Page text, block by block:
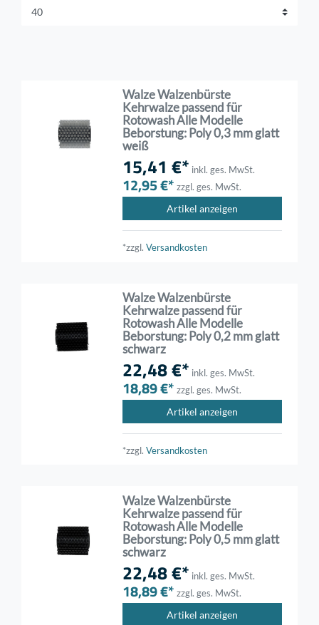
Walze Walzenbürste
Kehrwalze passend für
Rotowash Alle Modelle
Beborstung: Poly 0,3 mm glatt
weiß
15,41 €* inkl. ges. MwSt.
12,95 €* zzgl. ges. MwSt.
Artikel anzeigen
*zzgl.Versandkosten
Walze Walzenbürste
Kehrwalze passend für
Rotowash Alle Modelle
Beborstung: Poly 0,2 mm glatt
schwarz
22,48 €* inkl. ges. MwSt.
18,89 €* zzgl. ges. MwSt.
Artikel anzeigen
*zzgl.Versandkosten
Walze Walzenbürste
Kehrwalze passend für
Rotowash Alle Modelle
Beborstung: Poly 0,5 mm glatt
schwarz
22,48 €* inkl. ges. MwSt.
18,89 €* zzgl. ges. MwSt.
Artikel anzeigen